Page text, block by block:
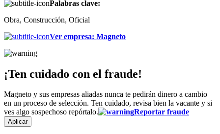
Palabras clave:
Obra, Construcción, Oficial
Ver empresa: Magneto
¡Ten cuidado con el fraude!
Magneto y sus empresas aliadas nunca te pedirán dinero a cambio
en un proceso de selección. Ten cuidado, revisa bien la vacante y si
ves algo sospechoso repórtalo.
Reportar fraude
Aplicar